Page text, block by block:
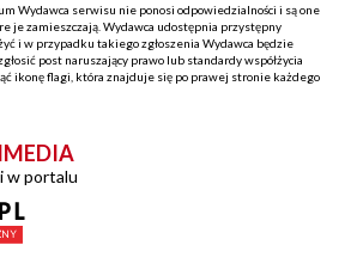
Wydawca serwisu nie ponosi odpowiedzialności i są one
je zamieszczają. Wydawca udostępnia przystępny
i w przypadku takiego zgłoszenia Wydawca będzie
post naruszający prawo lub standardy współżycia
ikonę flagi, która znajduje się po prawej stronie każdego
w portalu